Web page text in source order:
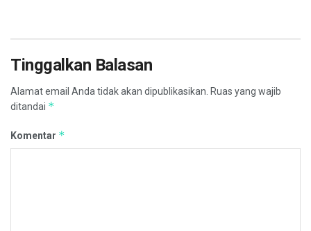
Tinggalkan Balasan
Alamat email Anda tidak akan dipublikasikan. Ruas yang wajib
ditandai *
Komentar *